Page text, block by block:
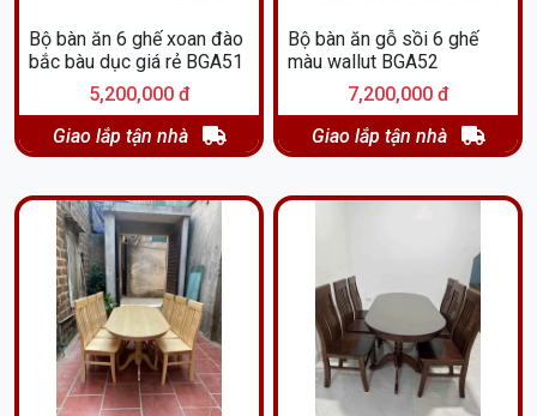
Bộ bàn ăn 6 ghế xoan đào
bắc bàu dục giá rẻ BGA51
5,200,000 đ
Giao lắp tận nhà
Bộ bàn ăn gỗ sồi 6 ghế
màu wallut BGA52
7,200,000 đ
Giao lắp tận nhà